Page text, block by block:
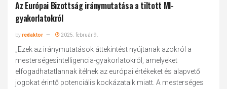
Az Európai Bizottság iránymutatása a tiltott MI-
gyakorlatokról
byredaktor 2025. február 9.
„Ezek az iránymutatások áttekintést nyújtanak azokról a
mesterségesintelligencia-gyakorlatokról, amelyeket
elfogadhatatlannak ítélnek az európai értékeket és alapvető
jogokat érintő potenciális kockázataik miatt. A mesterséges